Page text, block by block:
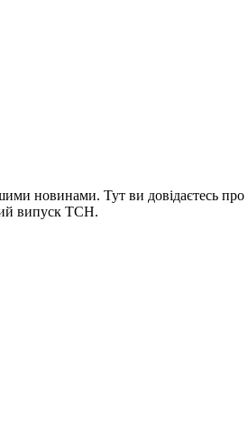
новинами. Тут ви довідаєтесь про
випуск ТСН.